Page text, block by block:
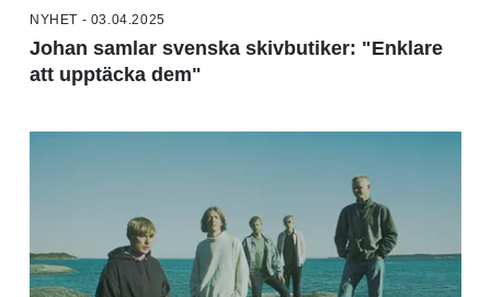
NYHET - 03.04.2025
Johan samlar svenska skivbutiker: "Enklare
att upptäcka dem"